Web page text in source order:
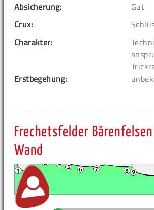
Absicherung:
Gut
Crux:
Charakter:
Erstbegehung:
Frechetsfelder
Wand